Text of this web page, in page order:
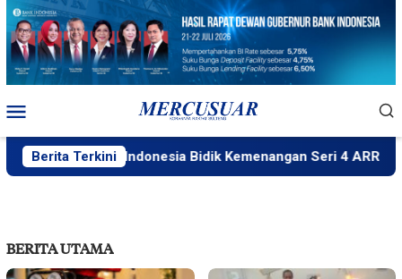
Loncat
konten
Mobile
Berita Terkini
Racing Indonesia Bidik Kemenangan Seri 4 ARRC
BERITA UTAMA